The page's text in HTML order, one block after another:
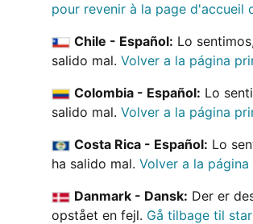
pour revenir à la page d'accueil
Chile - Español: Lo
salido mal. Volver a la página
Colombia - Español: Lo
salido mal. Volver a la página
Costa Rica - Español: Lo
ha salido mal. Volver a la
Danmark - Dansk: Der er
opstået en fejl. Gå tilbage til